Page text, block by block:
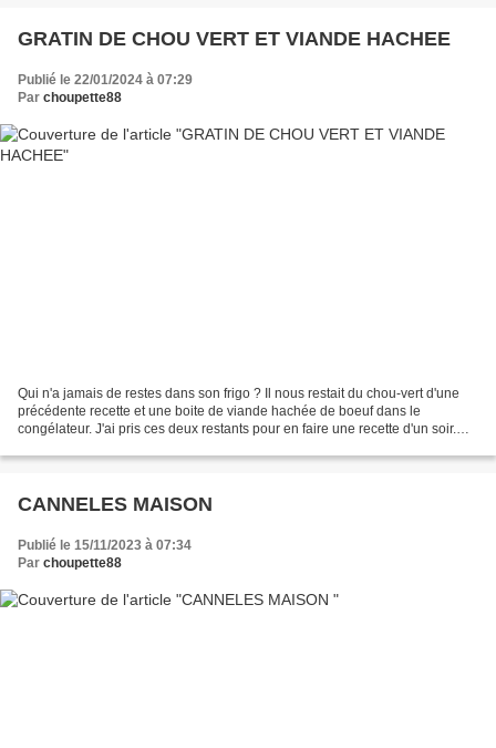
GRATIN DE CHOU VERT ET VIANDE HACHEE
Publié le 22/01/2024 à 07:29
Par choupette88
Qui n'a jamais de restes dans son frigo ? Il nous restait du chou-vert d'une
précédente recette et une boite de viande hachée de boeuf dans le
congélateur. J'ai pris ces deux restants pour en faire une recette d'un soir.
CANNELES MAISON
Publié le 15/11/2023 à 07:34
Par choupette88